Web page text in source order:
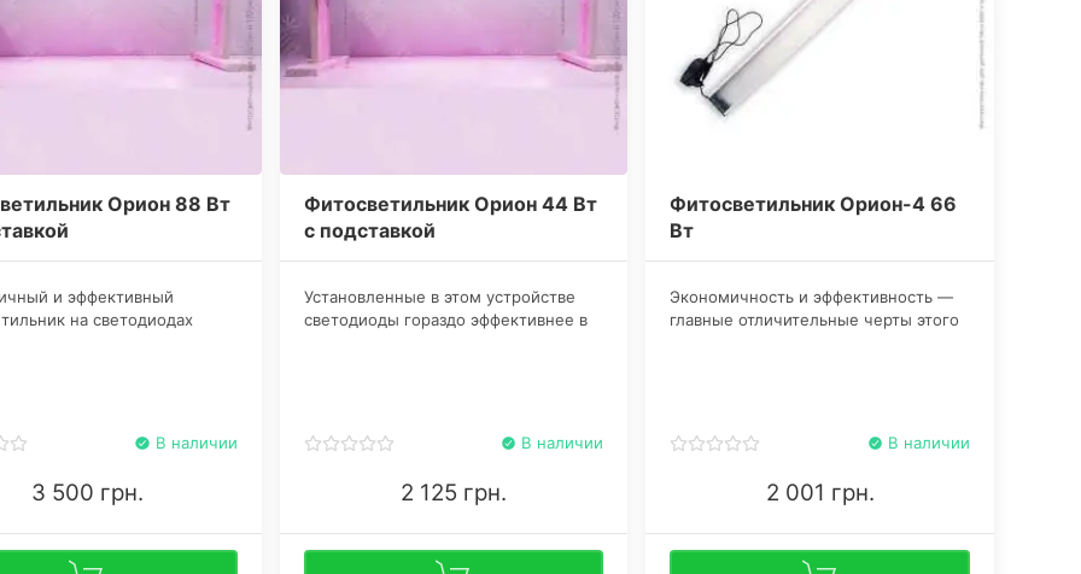
Орион 88 Вт
и эффективный
на светодиодах
В наличии
3 500 грн.
Фитосветильник Орион 44 Вт
с подставкой
​Установленные в этом устройстве
светодиоды гораздо эффективнее в
В наличии
2 125 грн.
Фитосветильник Орион-4 66
Вт
​Экономичность и эффективность —
главные отличительные черты этого
В наличии
2 001 грн.